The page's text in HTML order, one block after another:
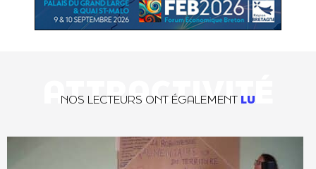
ATTRACTIVITÉ
NOS LECTEURS ONT ÉGALEMENT LU